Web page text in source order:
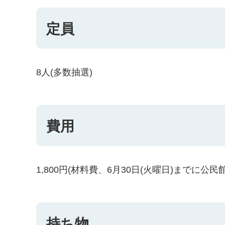
定員
8人(多数抽選)
費用
1,800円(材料費、6月30日(火曜日)までに公民